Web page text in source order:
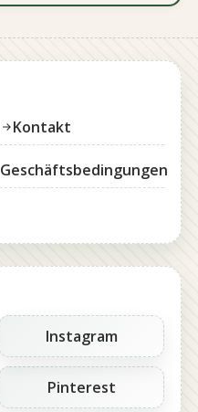
Kontakt
Geschäftsbedingungen
Instagram
Pinterest